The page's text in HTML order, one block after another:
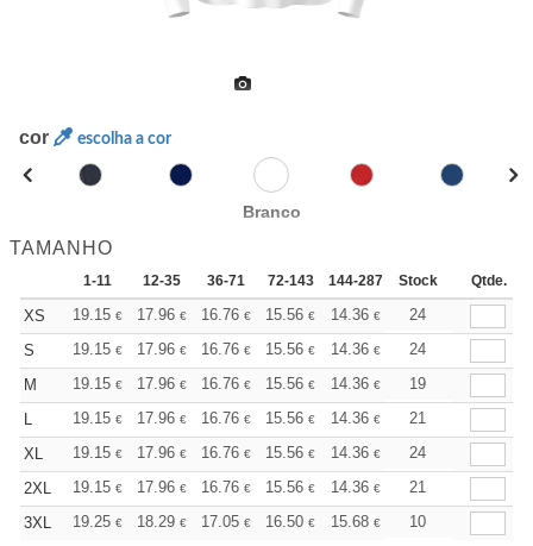
cor escolha a cor
Branco
TAMANHO
1-11 12-35 36-71 72-143 144-287 288 + Mais
Stock Qtde.
XS 19.15 € 17.96 € 16.76 € 15.56 € 14.36 € 13.76
24
S
19.15 € 17.96 € 16.76 € 15.56 € 14.36 € 13.76
24
M
19.15 € 17.96 € 16.76 € 15.56 € 14.36 € 13.76
19
L
19.15 € 17.96 € 16.76 € 15.56 € 14.36 € 13.76
21
XL
19.15 € 17.96 € 16.76 € 15.56 € 14.36 € 13.76
24
2XL
19.15 € 17.96 € 16.76 € 15.56 € 14.36 € 13.76
21
3XL
19.25 € 18.29 € 17.05 € 16.50 € 15.68 € 15.26
10